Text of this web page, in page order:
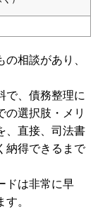
相談があり、
で、債務整理に
の選択肢・メリ
、直接、司法書
納得できるまで
ドは非常に早
。